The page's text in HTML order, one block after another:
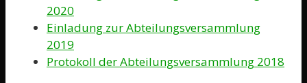
2020
Einladung zur Abteilungsversammlung
2019
Protokoll der Abteilungsversammlung 2018